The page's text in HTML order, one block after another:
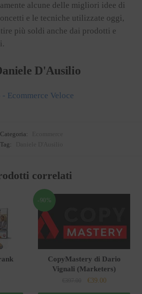
alcune delle migliori idee di
e le tecniche utilizzate oggi,
più soldi anche dai prodotti e
D'Ausilio
Ecommerce Veloce
Categoria:
Tag:
correlati
-90%
CopyMastery di Dario
Vignali (Marketers)
Il
prezzo
€39.00Il
prezzo